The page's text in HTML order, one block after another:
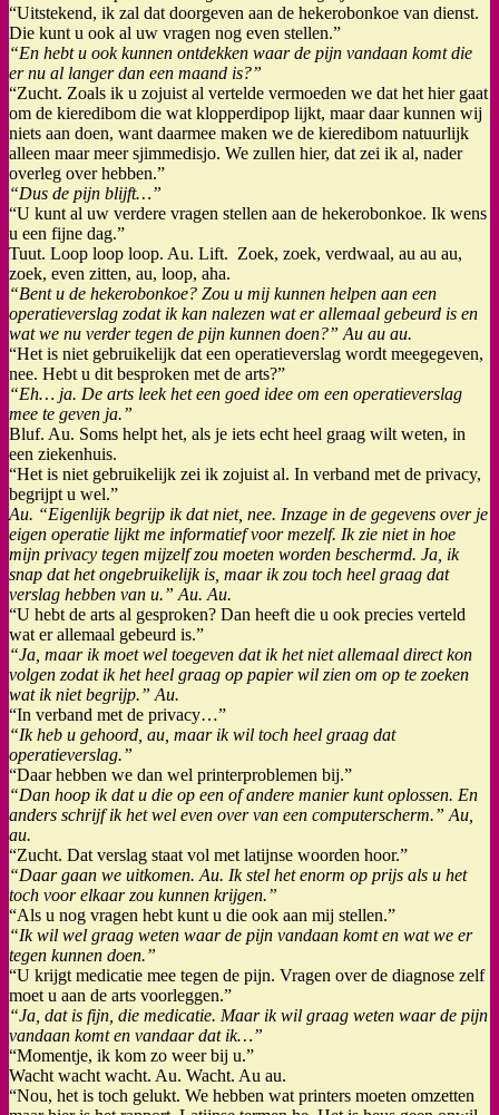
“Uitstekend, ik zal dat doorgeven aan de hekerobonkoe van dienst.
Die kunt u ook al uw vragen nog even stellen.”
“En hebt u ook kunnen ontdekken waar de pijn vandaan komt die
er nu al langer dan een maand is?”
“Zucht. Zoals ik u zojuist al vertelde vermoeden we dat het hier gaat
om de kieredibom die wat klopperdipop lijkt, maar daar kunnen wij
niets aan doen, want daarmee maken we de kieredibom natuurlijk
alleen maar meer sjimmedisjo. We zullen hier, dat zei ik al, nader
overleg over hebben.”
“Dus de pijn blijft…”
“U kunt al uw verdere vragen stellen aan de hekerobonkoe. Ik wens
u een fijne dag.”
Tuut. Loop loop loop. Au. Lift. Zoek, zoek, verdwaal, au au au,
zoek, even zitten, au, loop, aha.
“Bent u de hekerobonkoe? Zou u mij kunnen helpen aan een
operatieverslag zodat ik kan nalezen wat er allemaal gebeurd is en
wat we nu verder tegen de pijn kunnen doen?” Au au au.
“Het is niet gebruikelijk dat een operatieverslag wordt meegegeven,
nee. Hebt u dit besproken met de arts?”
“Eh… ja. De arts leek het een goed idee om een operatieverslag
mee te geven ja.”
Bluf. Au. Soms helpt het, als je iets echt heel graag wilt weten, in
een ziekenhuis.
“Het is niet gebruikelijk zei ik zojuist al. In verband met de privacy,
begrijpt u wel.”
Au. “Eigenlijk begrijp ik dat niet, nee. Inzage in de gegevens over je
eigen operatie lijkt me informatief voor mezelf. Ik zie niet in hoe
mijn privacy tegen mijzelf zou moeten worden beschermd. Ja, ik
snap dat het ongebruikelijk is, maar ik zou toch heel graag dat
verslag hebben van u.” Au. Au.
“U hebt de arts al gesproken? Dan heeft die u ook precies verteld
wat er allemaal gebeurd is.”
“Ja, maar ik moet wel toegeven dat ik het niet allemaal direct kon
volgen zodat ik het heel graag op papier wil zien om op te zoeken
wat ik niet begrijp.” Au.
“In verband met de privacy…”
“Ik heb u gehoord, au, maar ik wil toch heel graag dat
operatieverslag.”
“Daar hebben we dan wel printerproblemen bij.”
“Dan hoop ik dat u die op een of andere manier kunt oplossen. En
anders schrijf ik het wel even over van een computerscherm.” Au,
au.
“Zucht. Dat verslag staat vol met latijnse woorden hoor.”
“Daar gaan we uitkomen. Au. Ik stel het enorm op prijs als u het
toch voor elkaar zou kunnen krijgen.”
“Als u nog vragen hebt kunt u die ook aan mij stellen.”
“Ik wil wel graag weten waar de pijn vandaan komt en wat we er
tegen kunnen doen.”
“U krijgt medicatie mee tegen de pijn. Vragen over de diagnose zelf
moet u aan de arts voorleggen.”
“Ja, dat is fijn, die medicatie. Maar ik wil graag weten waar de pijn
vandaan komt en vandaar dat ik…”
“Momentje, ik kom zo weer bij u.”
Wacht wacht wacht. Au. Wacht. Au au.
“Nou, het is toch gelukt. We hebben wat printers moeten omzetten